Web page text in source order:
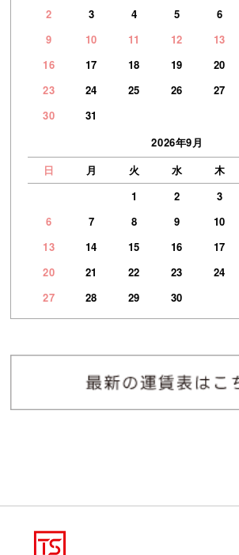
2
3 4 5 6
9
10 11 12 13
16
17 18 19 20
23
24 25 26 27
30
31
2026年9月
日
月 火 水 木
1
2 3
6
7 8 9 10
13
14 15 16 17
20
21 22 23 24
27
28 29 30